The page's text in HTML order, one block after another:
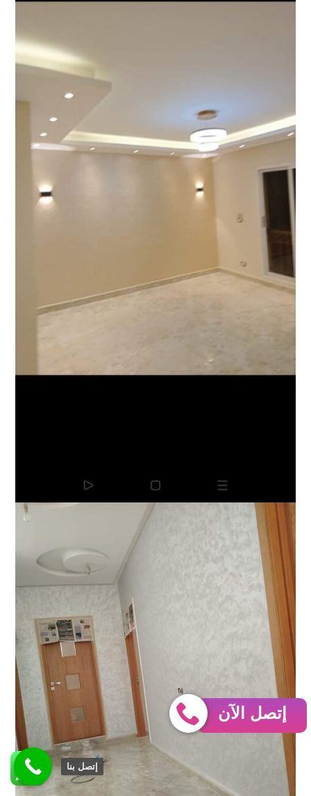
إتصل الآن
إتصل بنا